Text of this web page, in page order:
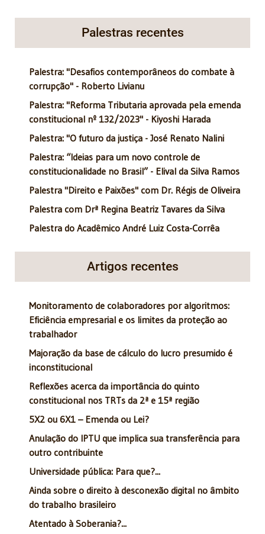
Palestras recentes
Palestra: "Desafios contemporâneos do combate à
corrupção" - Roberto Livianu
Palestra: "Reforma Tributaria aprovada pela emenda
constitucional nº 132/2023" - Kiyoshi Harada
Palestra: "O futuro da justiça - José Renato Nalini
Palestra: “Ideias para um novo controle de
constitucionalidade no Brasil” - Elival da Silva Ramos
Palestra "Direito e Paixões" com Dr. Régis de Oliveira
Palestra com Drª Regina Beatriz Tavares da Silva
Palestra do Acadêmico André Luiz Costa-Corrêa
Artigos recentes
Monitoramento de colaboradores por algoritmos:
Eficiência empresarial e os limites da proteção ao
trabalhador
Majoração da base de cálculo do lucro presumido é
inconstitucional
Reflexões acerca da importância do quinto
constitucional nos TRTs da 2ª e 15ª região
5X2 ou 6X1 – Emenda ou Lei?
Anulação do IPTU que implica sua transferência para
outro contribuinte
Universidade pública: Para que?...
Ainda sobre o direito à desconexão digital no âmbito
do trabalho brasileiro
Atentado à Soberania?...